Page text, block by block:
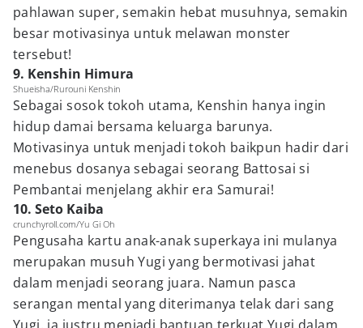
pahlawan super, semakin hebat musuhnya, semakin
besar motivasinya untuk melawan monster
tersebut!
9. Kenshin Himura
Shueisha/Rurouni Kenshin
Sebagai sosok tokoh utama, Kenshin hanya ingin
hidup damai bersama keluarga barunya.
Motivasinya untuk menjadi tokoh baikpun hadir dari
menebus dosanya sebagai seorang Battosai si
Pembantai menjelang akhir era Samurai!
10. Seto Kaiba
crunchyroll.com/Yu Gi Oh
Pengusaha kartu anak-anak superkaya ini mulanya
merupakan musuh Yugi yang bermotivasi jahat
dalam menjadi seorang juara. Namun pasca
serangan mental yang diterimanya telak dari sang